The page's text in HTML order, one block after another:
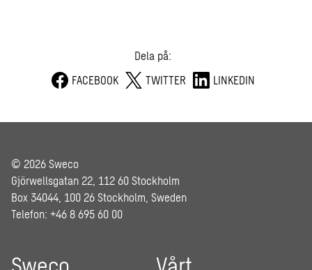
Dela på:
FACEBOOK
TWITTER LINKEDIN
© 2026 Sweco
Gjörwellsgatan 22, 112 60 Stockholm
Box 34044, 100 26 Stockholm, Sweden
Telefon: +46 8 695 60 00
Sweco
Vårt